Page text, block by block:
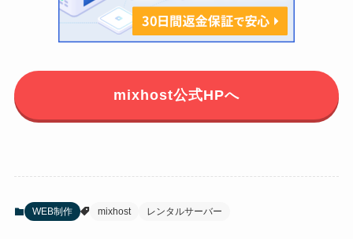
mixhost公式HPへ
WEB制作 mixhost レンタルサーバー